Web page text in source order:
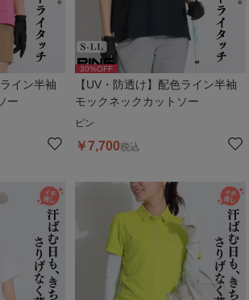
イン半袖
ー
30%OFF
【UV・防透け】配色ライン半袖
モックネックカットソー
ピン
￥7,700税込